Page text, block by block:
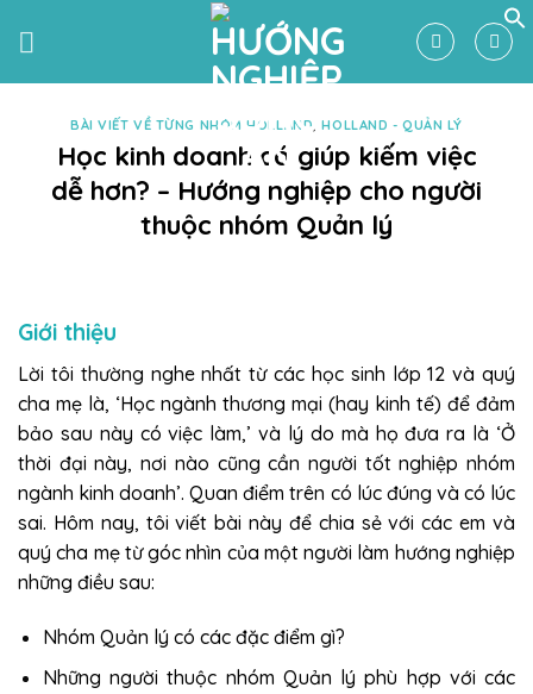
BÀI VIẾT VỀ TỪNG NHÓM HOLLAND,HOLLAND - QUẢN LÝ
Học kinh doanh có giúp kiếm việc
dễ hơn? – Hướng nghiệp cho người
thuộc nhóm Quản lý
Giới thiệu
Lời tôi thường nghe nhất từ các học sinh lớp 12 và quý
cha mẹ là, ‘Học ngành thương mại (hay kinh tế) để đảm
bảo sau này có việc làm,’ và lý do mà họ đưa ra là ‘Ở
thời đại này, nơi nào cũng cần người tốt nghiệp nhóm
ngành kinh doanh’. Quan điểm trên có lúc đúng và có lúc
sai. Hôm nay, tôi viết bài này để chia sẻ với các em và
quý cha mẹ từ góc nhìn của một người làm hướng nghiệp
những điều sau:
Nhóm Quản lý có các đặc điểm gì?
Những người thuộc nhóm Quản lý phù hợp với các